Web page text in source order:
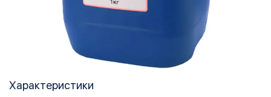
Характеристики